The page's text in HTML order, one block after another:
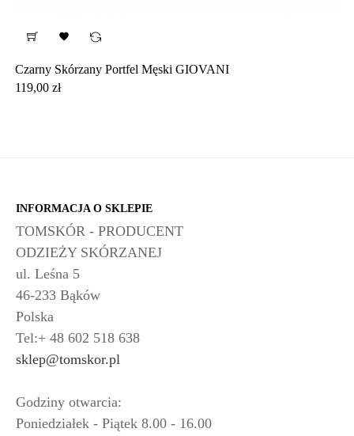

Czarny Skórzany Portfel Męski GIOVANI
Cena
119,00 zł
INFORMACJA O SKLEPIE
TOMSKÓR - PRODUCENT
ODZIEŻY SKÓRZANEJ
ul. Leśna 5
46-233 Bąków
Polska
Tel:+ 48 602 518 638
sklep@tomskor.pl
Godziny otwarcia:
Poniedziałek - Piątek 8.00 - 16.00